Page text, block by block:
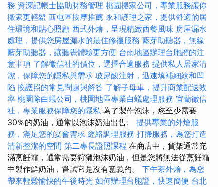
務 資深記帳士協助財務管理 桃園搬家公司，專業服務讓你
搬家更輕鬆 西屯區按摩推薦 永和護理之家，提供舒適的居
住環境和貼心照顧 西式外燴，呈現精緻西餐風味 房屋漏水
處理，提供您房屋漏水的最佳修復服務 藍芽助聽器，無線
藍芽助聽器，讓聽覺體驗更方便 台南地區辦理台胞證的注
意事項 了解徵信社的價位，選擇合適服務 提供私人居家清
潔，保障您的隱私與需求 玻尿酸注射，迅速填補細紋和凹
陷 換護照的常見問題與解答 了解子母車，提升商業配送效
率 桃園除白蟻公司，桃園地區專業白蟻處理服務 宜蘭徵信
社，專業服務保障您的隱私 為了製作泡沫，您至少需要
30％的奶油，通常以泡沫奶油出售。 提供專業的外燴服
務，滿足您的宴會需求 經絡調理服務 打掃服務，為您打造
清新整潔的空間 第二專長證照課程 在商店中，貨架通常充
滿烹飪霜，通常需要狩獵泡沫奶油，但是您將無法從烹飪霜
中製作鮮奶油，嘗試它是沒有意義的。 下午茶外燴，為您
帶來輕鬆愉快的午後時光 如何辦理台胞證，快速簡便 台北